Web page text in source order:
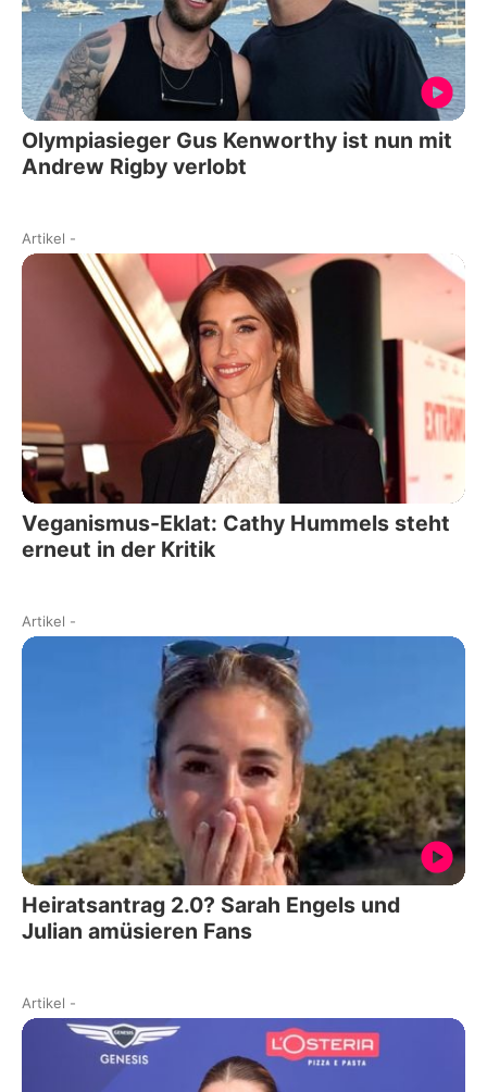
Olympiasieger Gus Kenworthy ist nun mit
Andrew Rigby verlobt
Artikel -
Veganismus-Eklat: Cathy Hummels steht
erneut in der Kritik
Artikel -
Heiratsantrag 2.0? Sarah Engels und
Julian amüsieren Fans
Artikel -